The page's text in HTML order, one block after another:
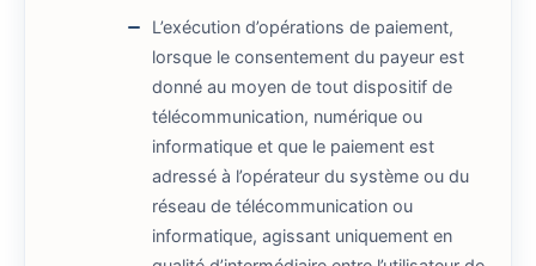
L’exécution d’opérations de paiement,
lorsque le consentement du payeur est
donné au moyen de tout dispositif de
télécommunication, numérique ou
informatique et que le paiement est
adressé à l’opérateur du système ou du
réseau de télécommunication ou
informatique, agissant uniquement en